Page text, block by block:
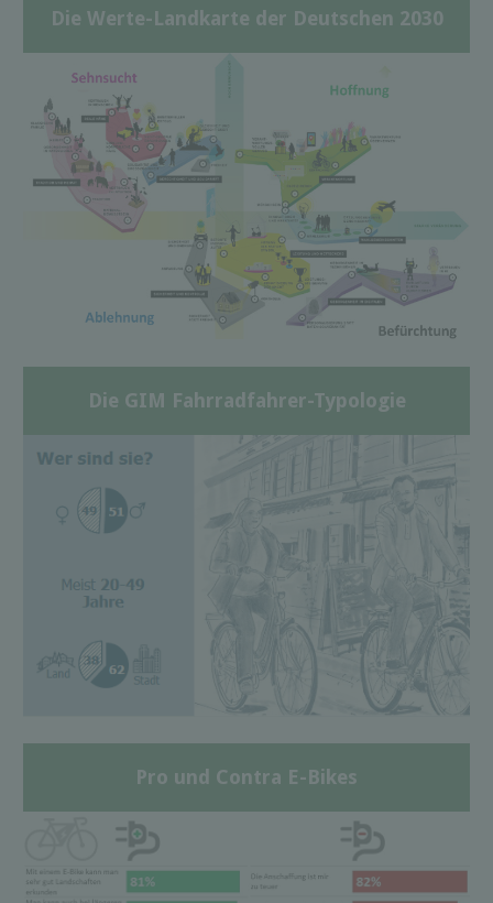
Die Werte-Landkarte der Deutschen 2030
Die GIM Fahrradfahrer-Typologie
Pro und Contra E-Bikes